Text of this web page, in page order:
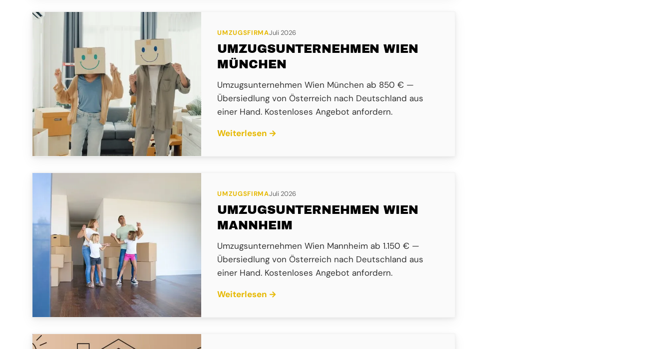
UMZUGSFIRMAJuli 2026
UMZUGSUNTERNEHMEN WIEN
MÜNCHEN
Umzugsunternehmen Wien München ab 850 € —
Übersiedlung von Österreich nach Deutschland aus
einer Hand. Kostenloses Angebot anfordern.
Weiterlesen →
UMZUGSFIRMAJuli 2026
UMZUGSUNTERNEHMEN WIEN
MANNHEIM
Umzugsunternehmen Wien Mannheim ab 1.150 € —
Übersiedlung von Österreich nach Deutschland aus
einer Hand. Kostenloses Angebot anfordern.
Weiterlesen →